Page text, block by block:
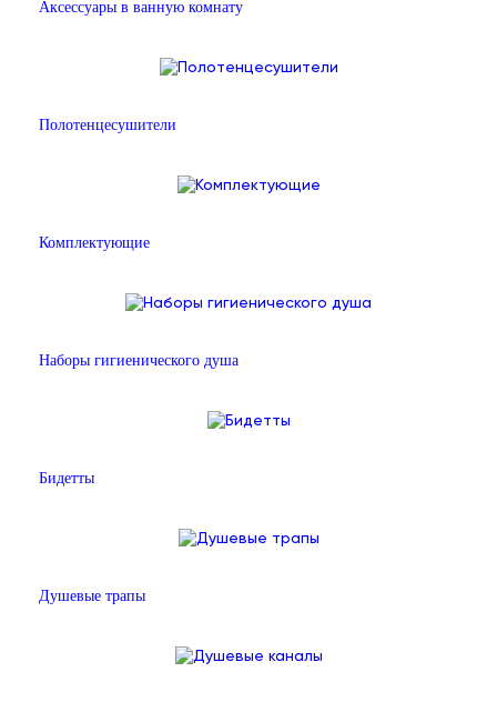
Аксессуары в ванную комнату
Полотенцесушители
Комплектующие
Наборы гигиенического душа
Бидетты
Душевые трапы